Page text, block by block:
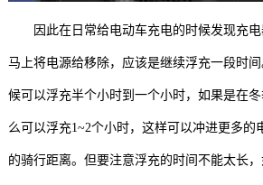
因此在日常给电动车充电的时候发现充
马上将电源给移除，应该是继续浮充一段时
候可以浮充半个小时到一个小时，如果是在
么可以浮充1~2个小时，这样可以冲进更多的
的骑行距离。但要注意浮充的时间不能太长